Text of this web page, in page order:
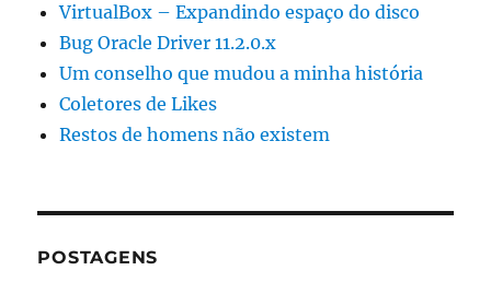
VirtualBox – Expandindo espaço do disco
Bug Oracle Driver 11.2.0.x
Um conselho que mudou a minha história
Coletores de Likes
Restos de homens não existem
POSTAGENS